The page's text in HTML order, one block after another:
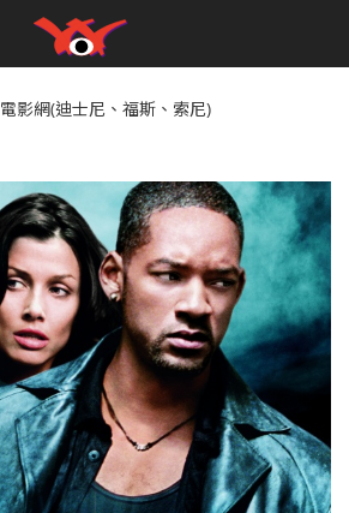
影網(迪士尼、福斯、索尼)